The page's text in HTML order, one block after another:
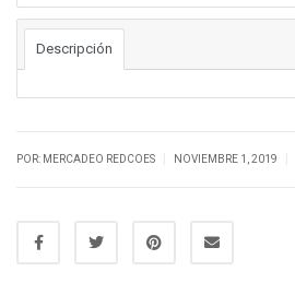
Descripción
POR: MERCADEO REDCOES NOVIEMBRE 1, 2019